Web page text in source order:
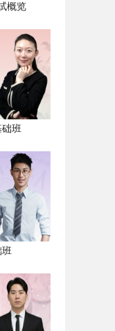
shop
的運用
短文解说
Kong
說明文答
概览
班